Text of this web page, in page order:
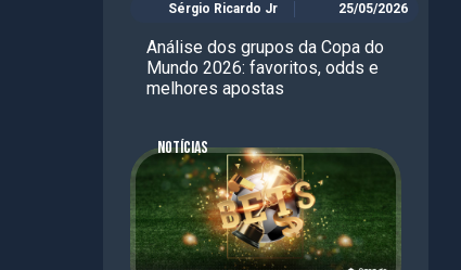
Sérgio Ricardo Jr 25/05/2026
Análise dos grupos da Copa do
Mundo 2026: favoritos, odds e
melhores apostas
NOTÍCIAS